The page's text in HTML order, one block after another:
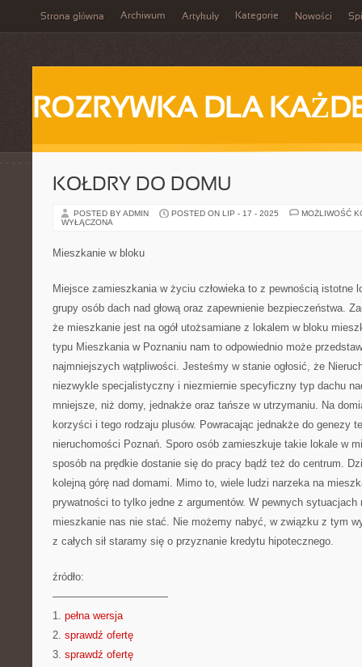
Strona główna Archiwum Artykuły Kategorie Nowości
ROZRYWKA DLA
KOŁDRY DO DOMU
POSTED BY ADMIN POSTED ON LIP - 17 - 2025
MOŻLIWOŚĆ
WYŁĄCZONA
Mieszkanie w bloku
Miejsce zamieszkania w życiu człowieka to z pewnością istotne
grupy osób dach nad głową oraz zapewnienie bezpieczeństwa.
że mieszkanie jest na ogół utożsamiane z lokalem w bloku
typu Mieszkania w Poznaniu nam to odpowiednio może
najmniejszych wątpliwości. Jesteśmy w stanie ogłosić, że
niezwykle specjalistyczny i niezmiernie specyficzny typ dachu
mniejsze, niż domy, jednakże oraz tańsze w utrzymaniu. Na
korzyści i tego rodzaju plusów. Powracając jednakże do genezy
nieruchomości Poznań. Sporo osób zamieszkuje takie lokale w
sposób na prędkie dostanie się do pracy bądź też do centrum.
kolejną górę nad domami. Mimo to, wiele ludzi narzeka na
prywatności to tylko jedne z argumentów. W pewnych sytuacjach
mieszkanie nas nie stać. Nie możemy nabyć, w związku z tym
z całych sił staramy się o przyznanie kredytu hipotecznego.
źródło:
———————————
1. pełna wersja
2. sprawdź ofertę
3. sprawdź ofertę